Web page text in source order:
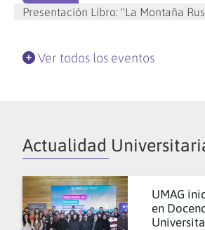
Presentación Libro: "La Montaña
Ver todos los eventos
Actualidad
UMAG
en